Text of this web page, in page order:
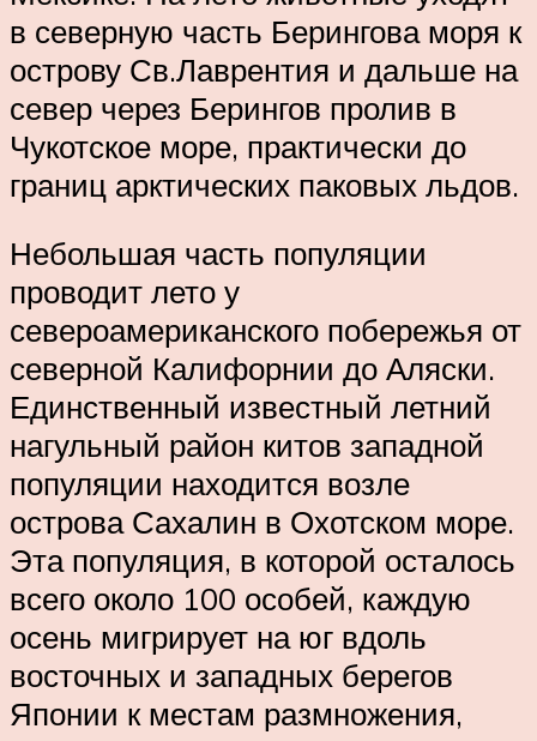
в северную часть Берингова моря к
острову Св.Лаврентия и дальше на
север через Берингов пролив в
Чукотское море, практически до
границ арктических паковых льдов.
Небольшая часть популяции
проводит лето у
североамериканского побережья от
северной Калифорнии до Аляски.
Единственный известный летний
нагульный район китов западной
популяции находится возле
острова Сахалин в Охотском море.
Эта популяция, в которой осталось
всего около 100 особей, каждую
осень мигрирует на юг вдоль
восточных и западных берегов
Японии к местам размножения,